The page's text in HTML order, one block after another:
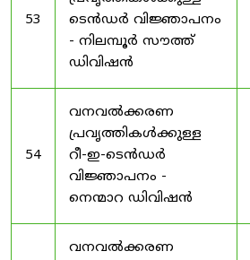
53
ടെൻഡർ വിജ്ഞാപനം
- നിലമ്പൂർ സൗത്ത്
ഡിവിഷൻ
54
വനവൽക്കരണ
പ്രവൃത്തികൾക്കുള്ള
റീ-ഇ-ടെൻഡർ
വിജ്ഞാപനം -
നെന്മാറ ഡിവിഷൻ
വനവൽക്കരണ